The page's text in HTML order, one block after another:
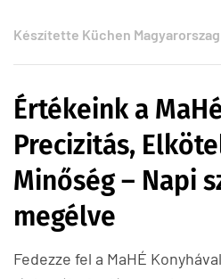
Készítette Küchen Magyarorszag
Értékeink a
Precizitás,
Minőség – Napi
megélve
Fedezze fel a MaHÉ